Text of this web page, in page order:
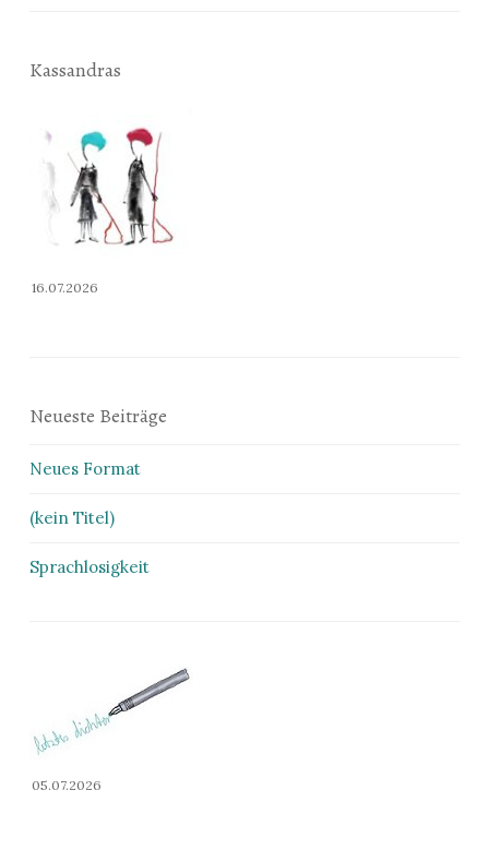
Kassandras
16.07.2026
Neueste Beiträge
Neues Format
(kein Titel)
Sprachlosigkeit
05.07.2026